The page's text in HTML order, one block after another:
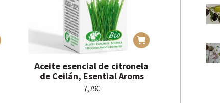
Aceite esencial de citronela
de Ceilán, Esential Aroms
7,79€